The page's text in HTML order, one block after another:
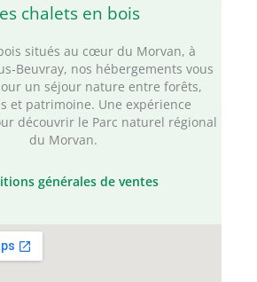
chalets en bois
situés au cœur du Morvan, à
nos hébergements vous
un séjour nature entre forêts,
et patrimoine. Une expérience
découvrir le Parc naturel régional
du Morvan.
générales de ventes